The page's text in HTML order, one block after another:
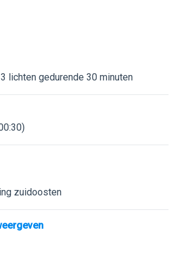
lichten gedurende 30 minuten
zuidoosten